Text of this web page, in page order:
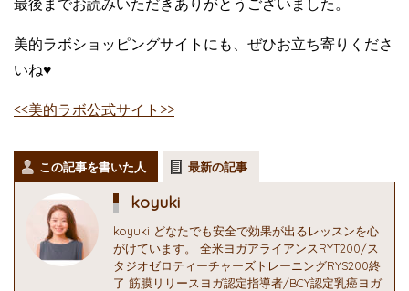
美的ラボショッピングサイトにも、ぜひお立ち寄りくださ
いね♥
<<美的ラボ公式サイト>>
この記事を書いた人 最新の記事
koyuki
koyuki どなたでも安全で効果が出るレッスンを心
がけています。 全米ヨガアライアンスRYT200/ス
タジオゼロティーチャーズトレーニングRYS200終
了 筋膜リリースヨガ認定指導者/BCY認定乳癌ヨガ